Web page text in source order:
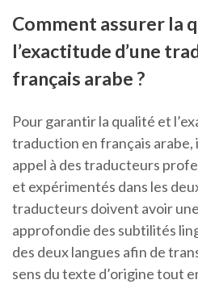
Comment assurer la
l’exactitude d’une
français arabe ?
Pour garantir la qualité et
traduction en français arabe,
appel à des traducteurs
et expérimentés dans les
traducteurs doivent avoir
approfondie des subtilités
des deux langues afin de
sens du texte d’origine tout